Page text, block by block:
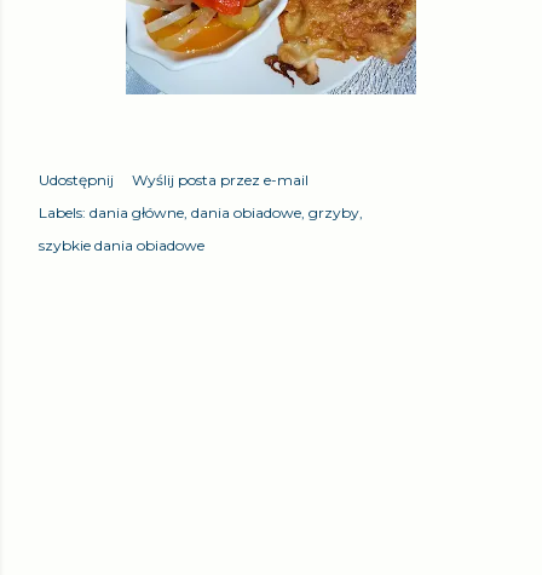
Udostępnij
Wyślij posta przez e-mail
Labels: dania główne dania obiadowe grzyby
szybkie dania obiadowe